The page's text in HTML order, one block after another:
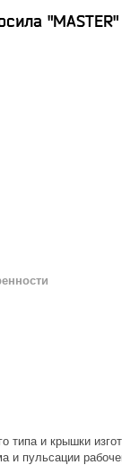
типа и крышки
и пульсации